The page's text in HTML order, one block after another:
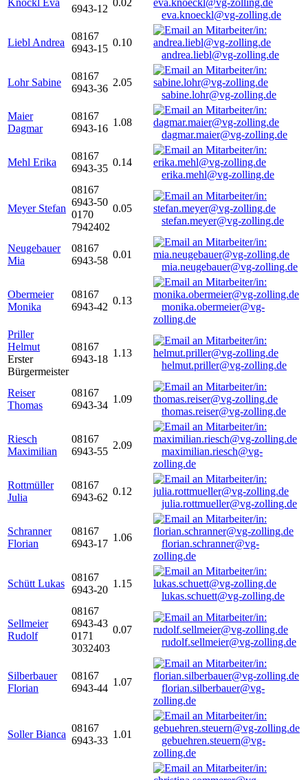
Knöckl Eva
6943-12
0.02
eva.knoeckl@vg-zolling.de
Liebl Andrea
08167
6943-15
0.10
andrea.liebl@vg-zolling.de
Lohr Sabine
08167
6943-36
2.05
sabine.lohr@vg-zolling.de
Maier
Dagmar
08167
6943-16
1.08
dagmar.maier@vg-zolling.de
Mehl Erika
08167
6943-35
0.14
erika.mehl@vg-zolling.de
Meyer Stefan
08167
6943-50
0170
7942402
0.05
stefan.meyer@vg-zolling.de
Neugebauer
Mia
08167
6943-58
0.01
mia.neugebauer@vg-zolling.de
Obermeier
Monika
08167
6943-42
0.13
monika.obermeier@vg-
zolling.de
Priller
Helmut
Erster
Bürgermeister
08167
6943-18
1.13
helmut.priller@vg-zolling.de
Reiser
Thomas
08167
6943-34
1.09
thomas.reiser@vg-zolling.de
Riesch
Maximilian
08167
6943-55
2.09
maximilian.riesch@vg-
zolling.de
Rottmüller
Julia
08167
6943-62
0.12
julia.rottmueller@vg-zolling.de
Schranner
Florian
08167
6943-17
1.06
florian.schranner@vg-
zolling.de
Schütt Lukas
08167
6943-20
1.15
lukas.schuett@vg-zolling.de
Sellmeier
Rudolf
08167
6943-43
0171
3032403
0.07
rudolf.sellmeier@vg-zolling.de
Silberbauer
Florian
08167
6943-44
1.07
florian.silberbauer@vg-
zolling.de
Soller Bianca
08167
6943-33
1.01
gebuehren.steuern@vg-
zolling.de